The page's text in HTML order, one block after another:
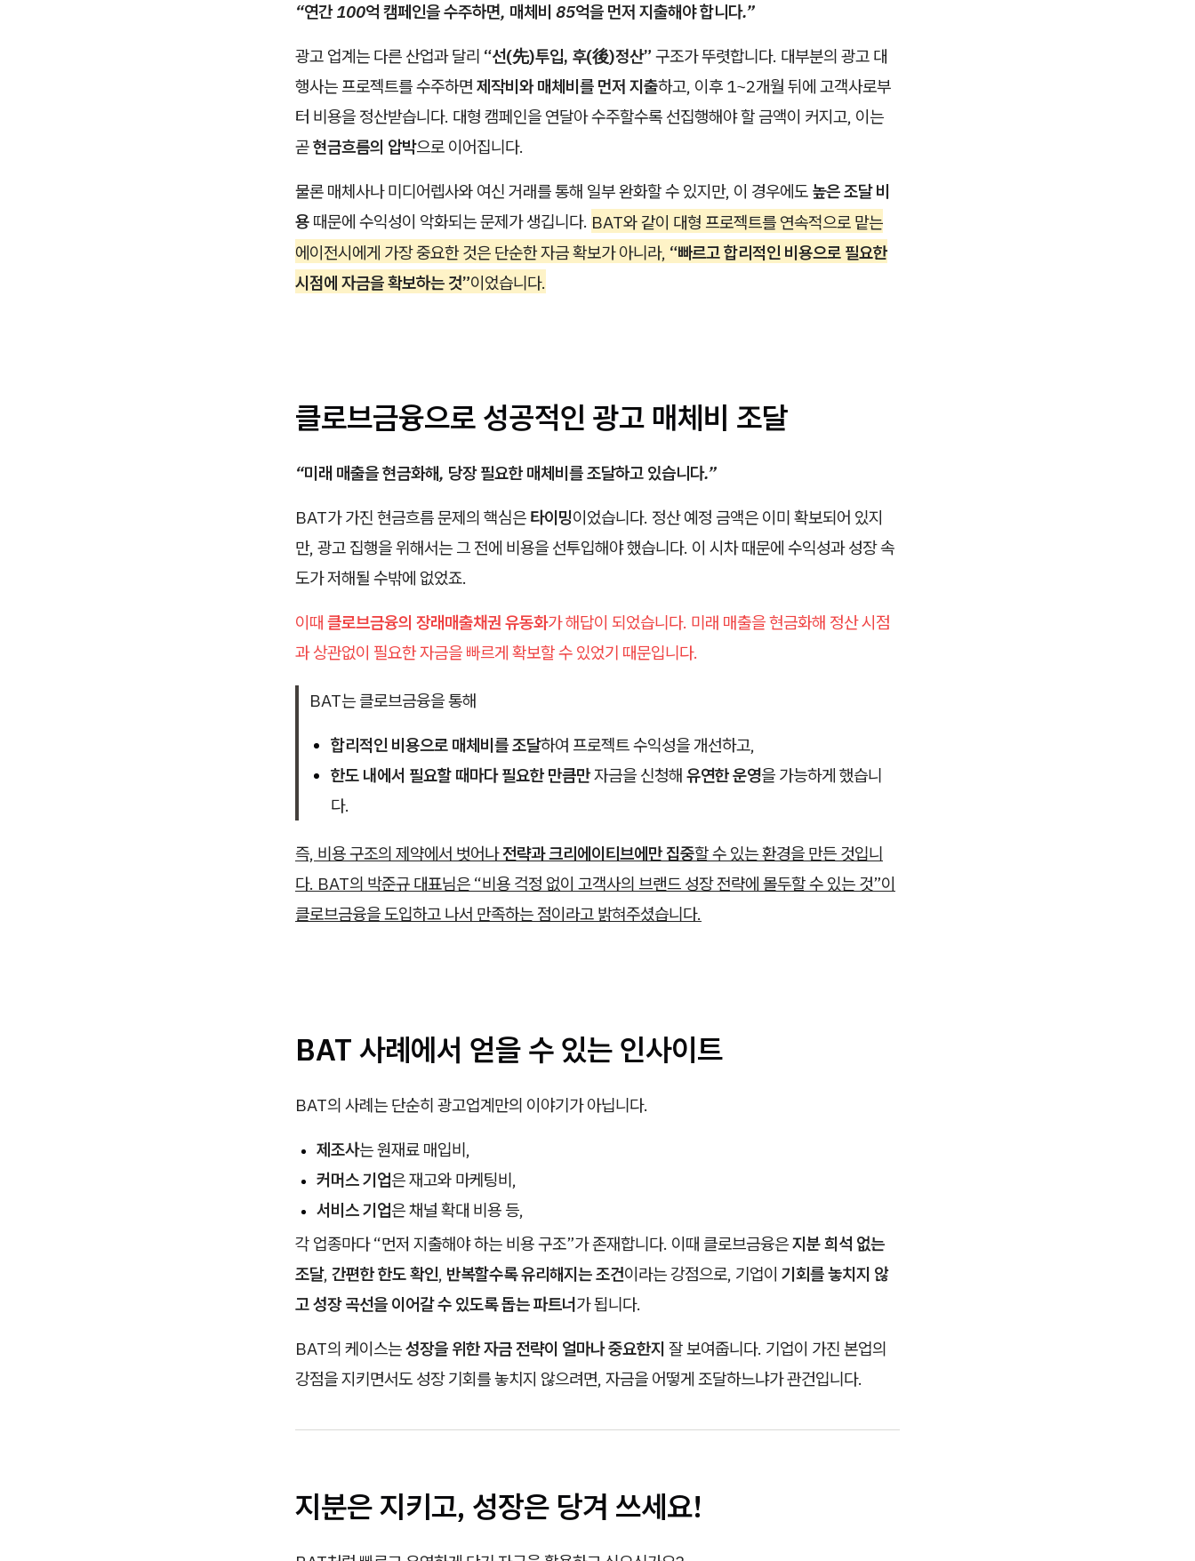
“연간 100억 캠페인을 수주하면, 매체비 85억을 먼저 지출해야 합니다.”
광고 업계는 다른 산업과 달리 “선(先)투입, 후(後)정산” 구조가 뚜렷합니다. 대부분의 광고 대
행사는 프로젝트를 수주하면 제작비와 매체비를 먼저 지출하고, 이후 1~2개월 뒤에 고객사로부
터 비용을 정산받습니다. 대형 캠페인을 연달아 수주할수록 선집행해야 할 금액이 커지고, 이는
곧현금흐름의 압박으로 이어집니다.
물론 매체사나 미디어렙사와 여신 거래를 통해 일부 완화할 수 있지만, 이 경우에도 높은 조달 비
용 때문에 수익성이 악화되는 문제가 생깁니다. BAT와 같이 대형 프로젝트를 연속적으로 맡는
에이전시에게 가장 중요한 것은 단순한 자금 확보가 아니라, “빠르고 합리적인 비용으로 필요한
시점에 자금을 확보하는 것”이었습니다.
클로브금융으로 성공적인 광고 매체비 조달
“미래 매출을 현금화해, 당장 필요한 매체비를 조달하고 있습니다.”
BAT가 가진 현금흐름 문제의 핵심은 타이밍이었습니다. 정산 예정 금액은 이미 확보되어 있지
만, 광고 집행을 위해서는 그 전에 비용을 선투입해야 했습니다. 이 시차 때문에 수익성과 성장 속
도가 저해될 수밖에 없었죠.
이때 클로브금융의 장래매출채권 유동화가 해답이 되었습니다. 미래 매출을 현금화해 정산 시점
과 상관없이 필요한 자금을 빠르게 확보할 수 있었기 때문입니다.
BAT는 클로브금융을 통해
합리적인 비용으로 매체비를 조달하여 프로젝트 수익성을 개선하고,
한도 내에서 필요할 때마다 필요한 만큼만자금을 신청해 유연한 운영을 가능하게 했습니
다.
즉, 비용 구조의 제약에서 벗어나전략과 크리에이티브에만 집중할 수 있는 환경을 만든 것입니
다. BAT의 박준규 대표님은 “비용 걱정 없이 고객사의 브랜드 성장 전략에 몰두할 수 있는 것”이
클로브금융을 도입하고 나서 만족하는 점이라고 밝혀주셨습니다.
BAT 사례에서 얻을 수 있는 인사이트
BAT의 사례는 단순히 광고업계만의 이야기가 아닙니다.
제조사는 원재료 매입비,
커머스 기업은 재고와 마케팅비,
서비스 기업은 채널 확대 비용 등,
각 업종마다 “먼저 지출해야 하는 비용 구조”가 존재합니다. 이때 클로브금융은지분 희석 없는
조달, 간편한 한도 확인, 반복할수록 유리해지는 조건이라는 강점으로, 기업이 기회를 놓치지 않
고 성장 곡선을 이어갈 수 있도록 돕는 파트너가 됩니다.
BAT의 케이스는성장을 위한 자금 전략이 얼마나 중요한지 잘 보여줍니다. 기업이 가진 본업의
강점을 지키면서도 성장 기회를 놓치지 않으려면, 자금을 어떻게 조달하느냐가 관건입니다.
지분은지키고, 성장은 당겨 쓰세요!